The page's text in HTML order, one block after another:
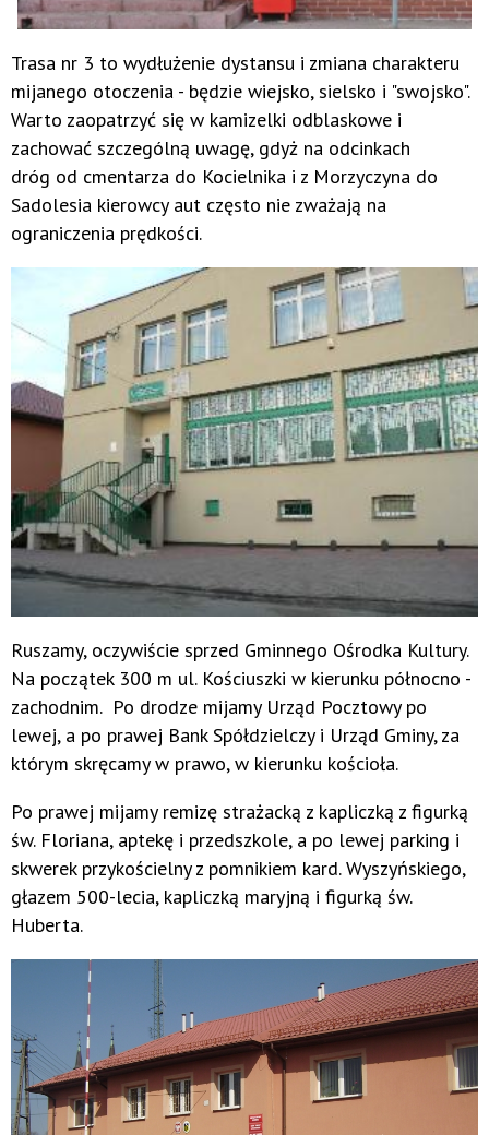
Trasa nr 3 to wydłużenie dystansu i zmiana charakteru
mijanego otoczenia - będzie wiejsko, sielsko i "swojsko".
Warto zaopatrzyć się w kamizelki odblaskowe i
zachować szczególną uwagę, gdyż na odcinkach
dróg od cmentarza do Kocielnika i z Morzyczyna do
Sadolesia kierowcy aut często nie zważają na
ograniczenia prędkości.
Ruszamy, oczywiście sprzed Gminnego Ośrodka Kultury.
Na początek 300 m ul. Kościuszki w kierunku północno -
zachodnim. Po drodze mijamy Urząd Pocztowy po
lewej, a po prawej Bank Spółdzielczy i Urząd Gminy, za
którym skręcamy w prawo, w kierunku kościoła.
Po prawej mijamy remizę strażacką z kapliczką z figurką
św. Floriana, aptekę i przedszkole, a po lewej parking i
skwerek przykościelny z pomnikiem kard. Wyszyńskiego,
głazem 500-lecia, kapliczką maryjną i figurką św.
Huberta.